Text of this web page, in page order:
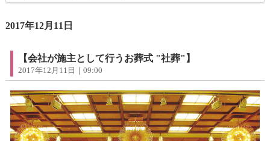
2017年12月11日
【会社が施主として行うお葬式 "社葬"】
2017年12月11日｜09:00